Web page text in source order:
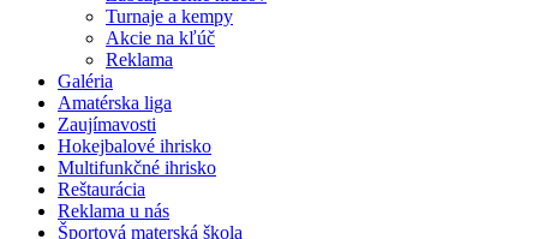
Turnaje a kempy
Akcie na kľúč
Reklama
Galéria
Amatérska liga
Zaujímavosti
Hokejbalové ihrisko
Multifunkčné ihrisko
Reštaurácia
Reklama u nás
Športová materská škola